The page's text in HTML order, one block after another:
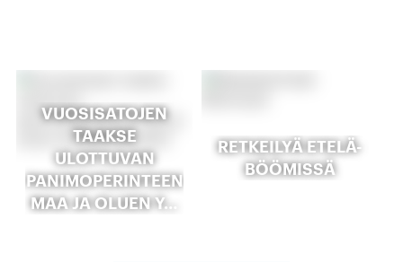
VUOSISATOJEN
TAAKSE
ULOTTUVAN
PANIMOPERINTEEN
MAA JA OLUEN Y…
RETKEILYÄ ETELÄ-
BÖÖMISSÄ